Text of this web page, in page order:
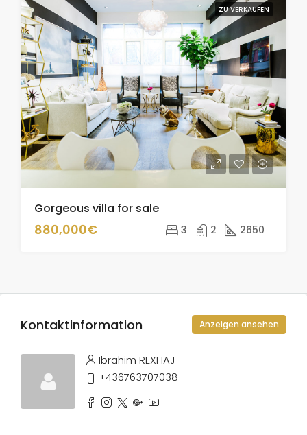
ZU VERKAUFEN
Gorgeous villa for sale
880,000€ 3 2 2650
Kontaktinformation Anzeigen ansehen
Ibrahim REXHAJ
+436763707038